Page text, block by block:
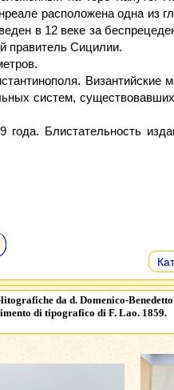
расположена одна из
в 12 веке за
правитель Сицилии.
систем,
Блистательность
da d. Domenico-
di tipografico di F. Lao. 1859.